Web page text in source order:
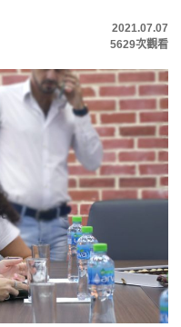
2021.07.07
5629次觀看